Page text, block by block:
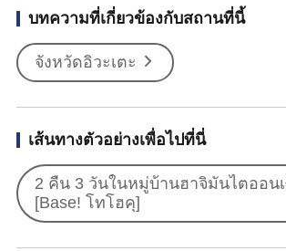
บทความที่เกี่ยวข้องกับสถานที่นี้
จังหวัดอิวะเตะ
เส้นทางตัวอย่างเพื่อไปที่นี่
2 คืน 3 วันในหมู่บ้านฮาจิมันไตออน
[Base! โทโฮคุ]